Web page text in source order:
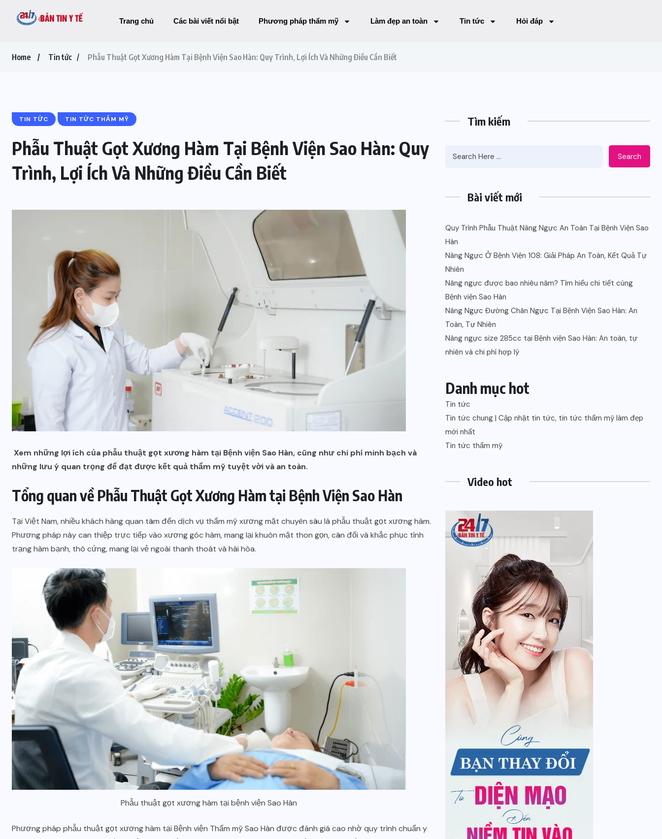
Trang chủ Các bài viết nổi bật Phương pháp thẩm mỹ Làm đẹp an toàn Tin tức Hỏi đáp
Home Tin tức Phẫu Thuật Gọt Xương Hàm Tại Bệnh Viện Sao Hàn: Quy Trình, Lợi Ích Và Những Điều Cần Biết
TIN TỨC TIN TỨC THẨM MỸ
Phẫu Thuật Gọt Xương Hàm Tại Bệnh Viện Sao Hàn: Quy
Trình, Lợi Ích Và Những Điều Cần Biết
Xem những lợi ích của phẫu thuật gọt xương hàm tại Bệnh viện Sao Hàn, cũng như chi phí minh bạch và
những lưu ý quan trọng để đạt được kết quả thẩm mỹ tuyệt vời và an toàn.
Tổng quan về Phẫu Thuật Gọt Xương Hàm tại Bệnh Viện Sao Hàn
Tại Việt Nam, nhiều khách hàng quan tâm đến dịch vụ thẩm mỹ xương mặt chuyên sâu là phẫu thuật gọt xương hàm.
Phương pháp này can thiệp trực tiếp vào xương góc hàm, mang lại khuôn mặt thon gọn, cân đối và khắc phục tình
trạng hàm bạnh, thô cứng, mang lại vẻ ngoài thanh thoát và hài hòa.
Phẫu thuật gọt xương hàm tại bệnh viện Sao Hàn
Phương pháp phẫu thuật gọt xương hàm tại Bệnh viện Thẩm mỹ Sao Hàn được đánh giá cao nhờ quy trình chuẩn y
Tìm kiếm
Search
Bài viết mới
Quy Trình Phẫu Thuật Nâng Ngực An Toàn Tại Bệnh Viện Sao
Hàn
Nâng Ngực Ở Bệnh Viện 108: Giải Pháp An Toàn, Kết Quả Tự
Nhiên
Nâng ngực được bao nhiêu năm? Tìm hiểu chi tiết cùng
Bệnh viện Sao Hàn
Nâng Ngực Đường Chân Ngực Tại Bệnh Viện Sao Hàn: An
Toàn, Tự Nhiên
Nâng ngực size 285cc tại Bệnh viện Sao Hàn: An toàn, tự
nhiên và chi phí hợp lý
Danh mục hot
Tin tức
Tin tức chung | Cập nhật tin tức, tin tức thẩm mỹ làm đẹp
mới nhất
Tin tức thẩm mỹ
Video hot